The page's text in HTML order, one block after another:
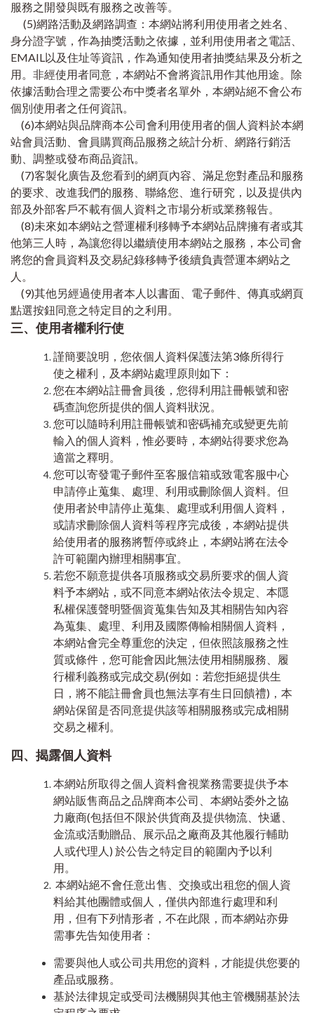
服務之開發與既有服務之改善等。
(5)網路活動及網路調查：本網站將利用使用者之姓名、
身分證字號，作為抽獎活動之依據，並利用使用者之電話、
EMAIL以及住址等資訊，作為通知使用者抽獎結果及分析之
用。非經使用者同意，本網站不會將資訊用作其他用途。除
依據活動合理之需要公布中獎者名單外，本網站絕不會公布
個別使用者之任何資訊。
(6)本網站與品牌商本公司會利用使用者的個人資料於本網
站會員活動、會員購買商品服務之統計分析、網路行銷活
動、調整或發布商品資訊。
(7)客製化廣告及您看到的網頁內容、滿足您對產品和服務
的要求、改進我們的服務、聯絡您、進行研究，以及提供內
部及外部客戶不載有個人資料之市場分析或業務報告。
(8)未來如本網站之營運權利移轉予本網站品牌擁有者或其
他第三人時，為讓您得以繼續使用本網站之服務，本公司會
將您的會員資料及交易紀錄移轉予後續負責營運本網站之
人。
(9)其他另經過使用者本人以書面、電子郵件、傳真或網頁
點選按鈕同意之特定目的之利用。
三、使用者權利行使
謹簡要說明，您依個人資料保護法第3條所得行
使之權利，及本網站處理原則如下：
您在本網站註冊會員後，您得利用註冊帳號和密
碼查詢您所提供的個人資料狀況。
您可以隨時利用註冊帳號和密碼補充或變更先前
輸入的個人資料，惟必要時，本網站得要求您為
適當之釋明。
您可以寄發電子郵件至客服信箱或致電客服中心
申請停止蒐集、處理、利用或刪除個人資料。但
使用者於申請停止蒐集、處理或利用個人資料，
或請求刪除個人資料等程序完成後，本網站提供
給使用者的服務將暫停或終止，本網站將在法令
許可範圍內辦理相關事宜。
若您不願意提供各項服務或交易所要求的個人資
料予本網站，或不同意本網站依法令規定、本隱
私權保護聲明暨個資蒐集告知及其相關告知內容
為蒐集、處理、利用及國際傳輸相關個人資料，
本網站會完全尊重您的決定，但依照該服務之性
質或條件，您可能會因此無法使用相關服務、履
行權利義務或完成交易(例如：若您拒絕提供生
日，將不能註冊會員也無法享有生日回饋禮)，本
網站保留是否同意提供該等相關服務或完成相關
交易之權利。
四、揭露個人資料
本網站所取得之個人資料會視業務需要提供予本
網站販售商品之品牌商本公司、本網站委外之協
力廠商(包括但不限於供貨商及提供物流、快遞、
金流或活動贈品、展示品之廠商及其他履行輔助
人或代理人) 於公告之特定目的範圍內予以利
用。
本網站絕不會任意出售、交換或出租您的個人資
料給其他團體或個人，僅供內部進行處理和利
用，但有下列情形者，不在此限，而本網站亦毋
需事先告知使用者：
需要與他人或公司共用您的資料，才能提供您要的
產品或服務。
基於法律規定或受司法機關與其他主管機關基於法